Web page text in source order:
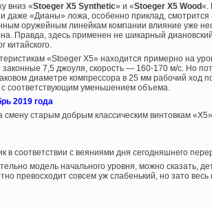
вниз «Stoeger X5 Synthetic» и «Stoeger X5 Wood«.
даже «Дианы» ложа, особенно приклад,
оружейным линейкам компании влияние уже
Правда, здесь применен не шикарный
китайского.
«Stoeger X5» находится примерно на
законные 7,5 джоуля, скорость — 160-170 м/с. Но
диаметре компрессора в 25 мм рабочий
соответствующим уменьшением объема.
2019 года
смену старым добрым классическим винтовкам
в соответствии с веяниями дня сегодняшнего
модель начального уровня, можно сказать,
превосходит совсем уж слабенький, но зато весь